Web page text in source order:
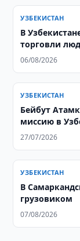
УЗБЕКИСТАН
В
торговли
06/08/2026
УЗБЕКИСТАН
Бейбут
миссию в
27/07/2026
УЗБЕКИСТАН
В
грузовиком
07/08/2026